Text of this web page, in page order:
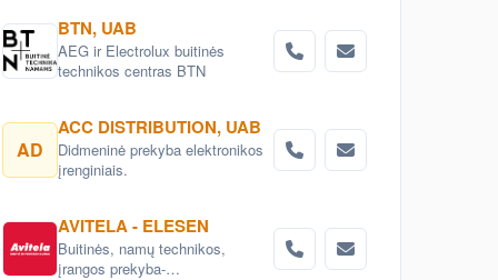
BTN, UAB
AEG ir Electrolux buitinės
technikos centras BTN
AD
ACC DISTRIBUTION, UAB
Didmeninė prekyba elektronikos
įrenginiais.
AVITELA - ELESEN
Buitinės, namų technikos,
įrangos prekyba-